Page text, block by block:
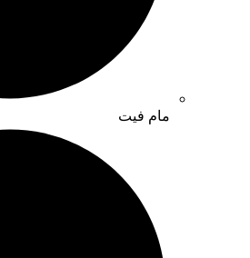
مام فیت